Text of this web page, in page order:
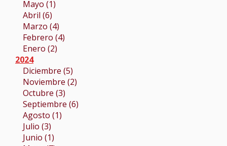
Mayo (1)
Abril (6)
Marzo (4)
Febrero (4)
Enero (2)
2024
Diciembre (5)
Noviembre (2)
Octubre (3)
Septiembre (6)
Agosto (1)
Julio (3)
Junio (1)